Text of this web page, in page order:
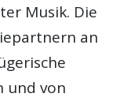
Musik. Die
an
und von